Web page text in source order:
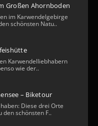
Großen Ahornboden
im Karwendelgebirge
schönsten Natu..
Karwendelliebhabern
wie der..
– Biketour
Diese drei Orte
den schönsten F..